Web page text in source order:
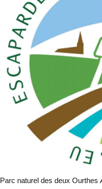
Parc naturel des deux Ourthes